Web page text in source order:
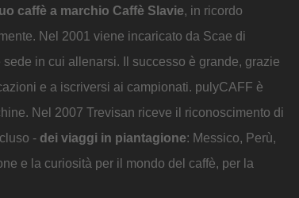
caffè a marchio Caffè Slavie, in ricordo
Nel 2001 viene incaricato da Scae di
in cui allenarsi. Il successo è grande, grazie
e a iscriversi ai campionati. pulyCAFF è
Nel 2007 Trevisan riceve il riconoscimento di
- dei viaggi in piantagione: Messico, Perù,
e la curiosità per il mondo del caffè, per la